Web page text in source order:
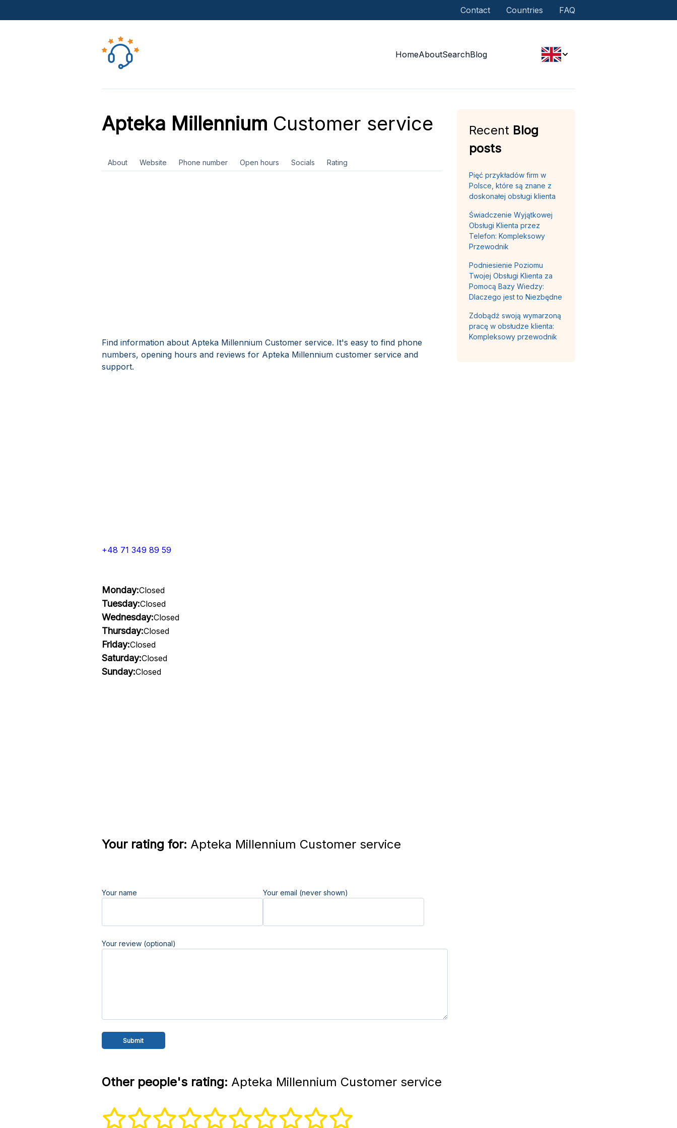
Contact Countries FAQ
HomeAboutSearchBlog
Apteka Millennium Customer service
About Website Phone number Open hours Socials Rating
Find information about Apteka Millennium Customer service. It's easy to find phone
numbers, opening hours and reviews for Apteka Millennium customer service and
support.
+48 71 349 89 59
Monday:Closed
Tuesday:Closed
Wednesday:Closed
Thursday:Closed
Friday:Closed
Saturday:Closed
Sunday:Closed
Your rating for: Apteka Millennium Customer service
Your name Your email (never shown)
Your review (optional)
Other people's rating: Apteka Millennium Customer service
Recent Blog
posts
Pięć przykładów firm w
Polsce, które są znane z
doskonałej obsługi klienta
Świadczenie Wyjątkowej
Obsługi Klienta przez
Telefon: Kompleksowy
Przewodnik
Podniesienie Poziomu
Twojej Obsługi Klienta za
Pomocą Bazy Wiedzy:
Dlaczego jest to Niezbędne
Zdobądź swoją wymarzoną
pracę w obsłudze klienta:
Kompleksowy przewodnik